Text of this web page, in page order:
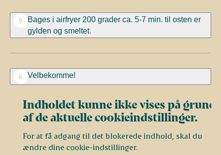
5
Bages i airfryer 200 grader ca. 5-7 min. til osten er
gylden og smeltet.
6 Velbekomme!
Indholdet kunne ikke vises på grund
af de aktuelle cookieindstillinger.
For at få adgang til det blokerede indhold, skal du
ændre dine cookie-indstillinger.